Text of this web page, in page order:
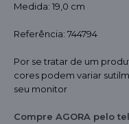
Medida: 19,0 cm
Referência: 744794
Por se tratar de um
cores podem variar
seu monitor
Compre AGORA pelo